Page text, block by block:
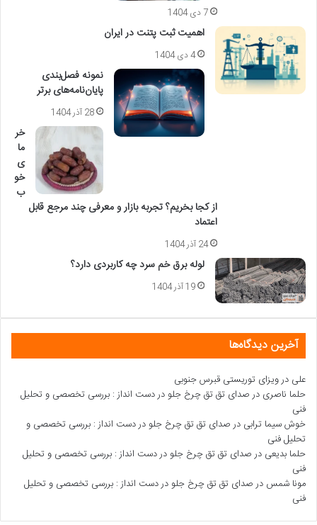
7 دی 1404
اهمیت ثبت پتنت در ایران
4 دی 1404
نمونه فصل‌بندی
پایان‌نامه‌های برتر
28 آذر 1404
خر
ما
ی
خو
ب
از کجا بخریم؟ تجربه بازار و معرفی چند مرجع قابل
اعتماد
24 آذر 1404
لوله برق خم سرد چه کاربردی دارد؟
19 آذر 1404
آخرین دیدگاه‌ها
علی درویزای توریستی قبرس جنوبی
حلما ناصری درصدای تق تق چرخ جلو در دست انداز : بررسی تخصصی و تحلیل
فنی
خوش سیما ترابی درصدای تق تق چرخ جلو در دست انداز : بررسی تخصصی و
تحلیل فنی
حلما بدیعی درصدای تق تق چرخ جلو در دست انداز : بررسی تخصصی و تحلیل
فنی
مونا شمس درصدای تق تق چرخ جلو در دست انداز : بررسی تخصصی و تحلیل
فنی